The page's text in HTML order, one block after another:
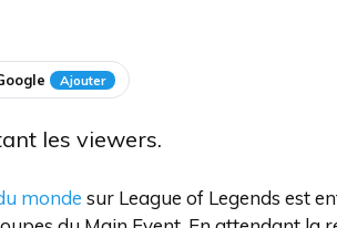
Ajouter
les viewers.
monde sur League of Legends est